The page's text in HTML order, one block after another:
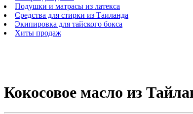
Подушки и матрасы из латекса
Средства для стирки из Таиланда
Экипировка для тайского бокса
Хиты продаж
Кокосовое масло из